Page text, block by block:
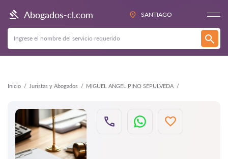
Abogados-cl.com SANTIAGO
Inicio Juristas y Abogados MIGUEL ANGEL PINO SEPULVEDA
Atrás